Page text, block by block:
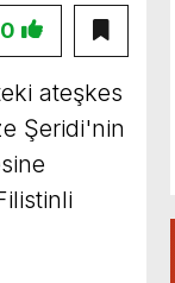
0
ateşkes
Şeridi'nin